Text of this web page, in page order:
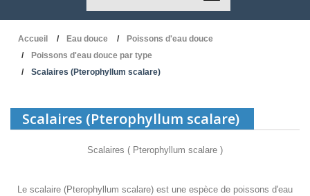
Accueil Eau douce
Poissons d'eau douce
Poissons d'eau douce par type
Scalaires (Pterophyllum scalare)
Scalaires (Pterophyllum scalare)
Scalaires ( Pterophyllum scalare )
Le scalaire (Pterophyllum scalare) est une espèce de poissons d'eau